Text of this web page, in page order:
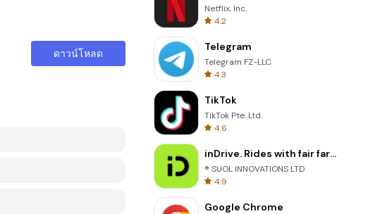
ดาวน์โหลด
Netflix, Inc.
4.2
Telegram
Telegram FZ-LLC
4.3
TikTok
TikTok Pte. Ltd.
4.6
inDrive. Rides with fair fares
® SUOL INNOVATIONS LTD
4.9
Google Chrome